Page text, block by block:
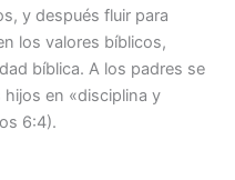
y después fluir para
los valores bíblicos,
bíblica. A los padres se
hijos en «disciplina y
6:4).